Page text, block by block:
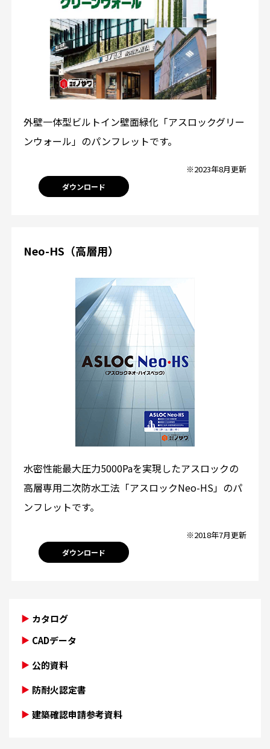
外壁一体型ビルトイン壁面緑化「アスロックグリー
ンウォール」のパンフレットです。
※2023年8月更新
ダウンロード
Neo-HS（高層用）
水密性能最大圧力5000Paを実現したアスロックの
高層専用二次防水工法「アスロックNeo-HS」のパ
ンフレットです。
※2018年7月更新
ダウンロード
カタログ
CADデータ
公的資料
防耐火認定書
建築確認申請参考資料